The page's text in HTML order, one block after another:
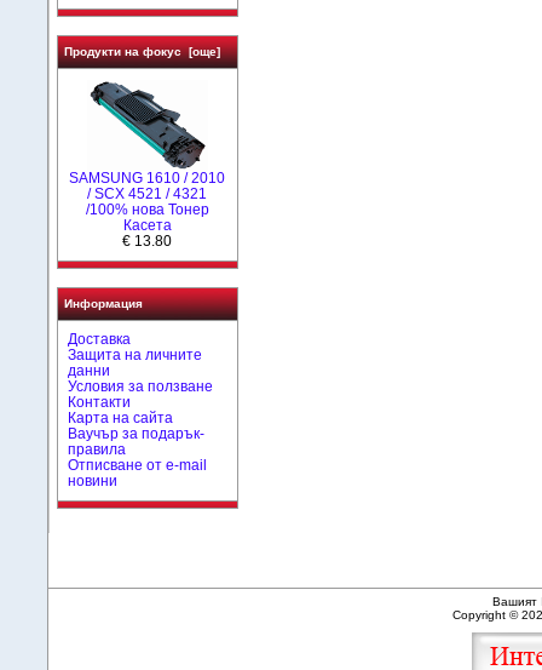
Продукти на фокус [още]
SAMSUNG 1610 / 2010
/ SCX 4521 / 4321
/100% нова Toнер
Касета
€ 13.80
Информация
Доставка
Защита на личните
данни
Условия за ползване
Контакти
Карта на сайта
Ваучър за подарък-
правила
Отписване от e-mail
новини
Вашият
Copyright ©